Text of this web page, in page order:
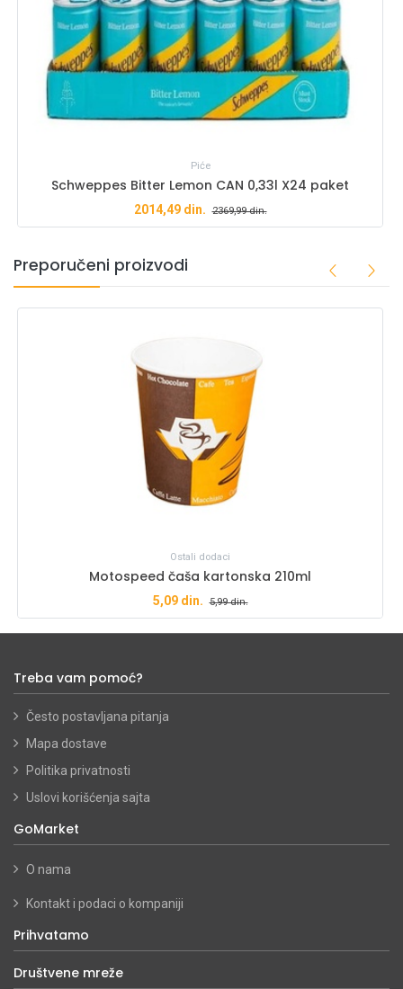
Piće
Schweppes Bitter Lemon CAN 0,33l X24 paket
2014,49din. 2369,99din.
Preporučeni proizvodi
Ostali dodaci
Motospeed čaša kartonska 210ml
5,09din. 5,99din.
Treba vam pomoć?
Često postavljana pitanja
Mapa dostave
Politika privatnosti
Uslovi korišćenja sajta
GoMarket
O nama
Kontakt i podaci o kompaniji
Prihvatamo
Društvene mreže